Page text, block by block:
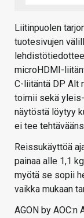
Liitinpuolen
tuotesivujen
microHDMI-
C-liitäntä DP Alt
toimii sekä
näytöstä löytyy
ei tee
Reissukäyttöä
painaa alle 1,1
myötä se sopii
vaikka mukaan
AGON by AOC:n